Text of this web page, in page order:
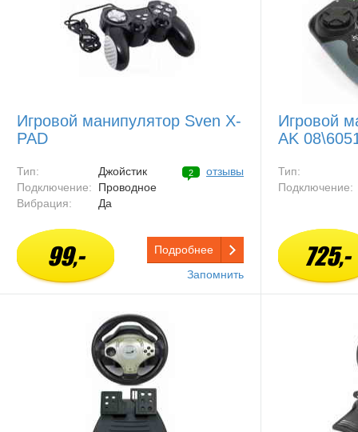
Игровой манипулятор Sven X-
PAD
Тип:
Джойстик
Подключение:
Проводное
Вибрация:
Да
2 отзывы
99,-
Подробнее
Запомнить
Игровой
AK
Тип:
Подключение:
725,-